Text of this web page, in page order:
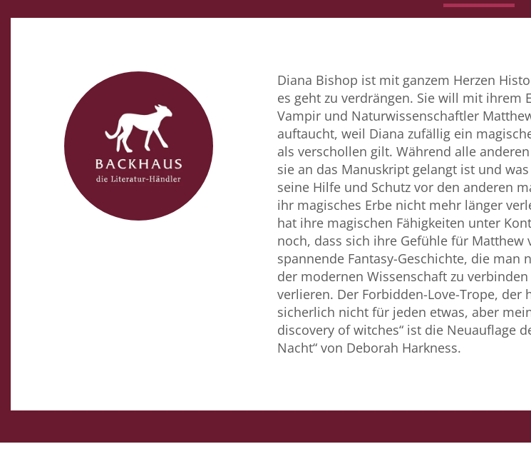
Diana Bishop ist mit ganzem Herzen
es geht zu verdrängen. Sie will mit ihrem
Vampir und Naturwissenschaftler
auftaucht, weil Diana zufällig ein
als verschollen gilt. Während alle
sie an das Manuskript gelangt ist und
seine Hilfe und Schutz vor den anderen
ihr magisches Erbe nicht mehr länger
hat ihre magischen Fähigkeiten unter
noch, dass sich ihre Gefühle für
spannende Fantasy-Geschichte, die
der modernen Wissenschaft zu
verlieren. Der Forbidden-Love-Trope,
sicherlich nicht für jeden etwas, aber
discovery of witches“ ist die Neuauflage
Nacht“ von Deborah Harkness.